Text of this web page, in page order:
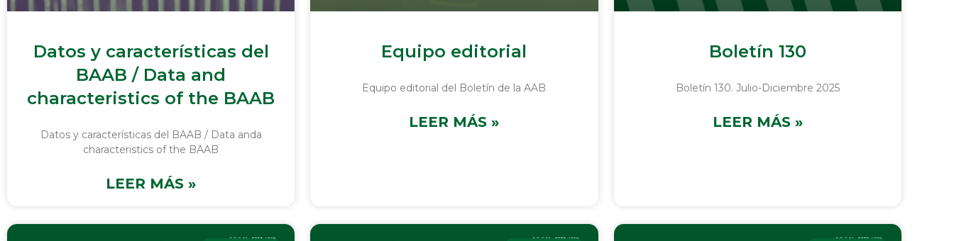
Datos y características del
BAAB / Data and
characteristics of the BAAB
Datos y características del BAAB / Data anda
characteristics of the BAAB
LEER MÁS »
Equipo editorial
Equipo editorial del Boletín de la AAB
LEER MÁS »
Boletín 130
Boletín 130. Julio-Diciembre 2025
LEER MÁS »